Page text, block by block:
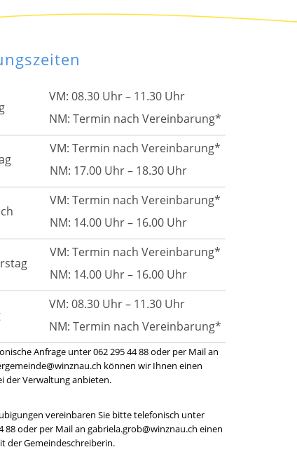
VM: 08.30 Uhr – 11.30 Uhr
NM: Termin nach Vereinbarung*
VM: Termin nach Vereinbarung*
NM: 17.00 Uhr – 18.30 Uhr
VM: Termin nach Vereinbarung*
NM: 14.00 Uhr – 16.00 Uhr
VM: Termin nach Vereinbarung*
NM: 14.00 Uhr – 16.00 Uhr
VM: 08.30 Uhr – 11.30 Uhr
NM: Termin nach Vereinbarung*
Anfrage unter 062 295 44 88 oder per Mail an
können wir Ihnen einen
der Verwaltung anbieten.
vereinbaren Sie bitte telefonisch unter
88 oder per Mail an gabriela.grob@winznau.ch einen
der Gemeindeschreiberin.